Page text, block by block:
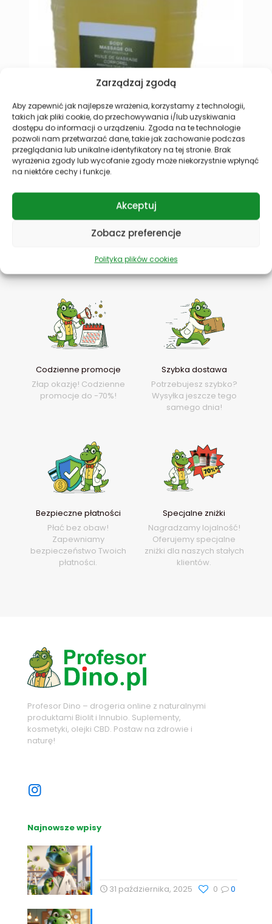
Zarządzaj zgodą
Aby zapewnić jak najlepsze wrażenia, korzystamy z technologii,
takich jak pliki cookie, do przechowywania i/lub uzyskiwania
dostępu do informacji o urządzeniu. Zgoda na te technologie
pozwoli nam przetwarzać dane, takie jak zachowanie podczas
przeglądania lub unikalne identyfikatory na tej stronie. Brak
wyrażenia zgody lub wycofanie zgody może niekorzystnie wpłynąć
na niektóre cechy i funkcje.
Akceptuj
Zobacz preferencje
Polityka plików cookies
Organic Olejek do masażu ciała Naturalny 5L
Pomarańczowy bio olej do masażu twarzy i ciała
rekomendowany dla każdego rodzaju skóry,
szczególnie suchej i delikatnej.
Codzienne promocje
Złap okazję! Codzienne
promocje do -70%!
Szybka dostawa
Potrzebujesz szybko?
Wysyłka jeszcze tego
samego dnia!
Bezpieczne płatności
Płać bez obaw!
Zapewniamy
bezpieczeństwo Twoich
płatności.
Specjalne zniżki
Nagradzamy lojalność!
Oferujemy specjalne
zniżki dla naszych stałych
klientów.
Profesor Dino – drogeria online z naturalnymi
produktami Biolit i Innubio. Suplementy,
kosmetyki, olejki CBD. Postaw na zdrowie i
naturę!
Najnowsze wpisy
31 października, 2025 0
0